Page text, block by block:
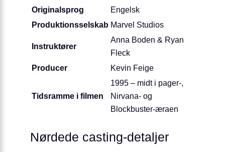
Originalsprog
Engelsk
Produktionsselskab Marvel Studios
Instruktører
Anna Boden & Ryan
Fleck
Producer
Kevin Feige
Tidsramme i filmen
1995 – midt i pager-,
Nirvana- og
Blockbuster-æraen
Nørdede casting-detaljer